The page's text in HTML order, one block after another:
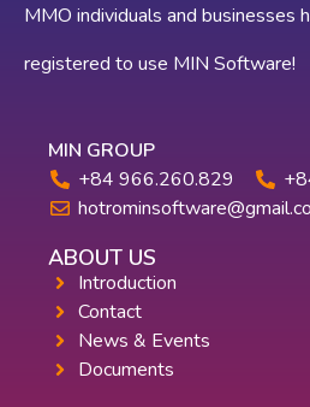
MMO individuals and businesses
registered to use MIN Software!
MIN GROUP
+84 966.260.829
ABOUT US
Introduction
Contact
News & Events
Documents